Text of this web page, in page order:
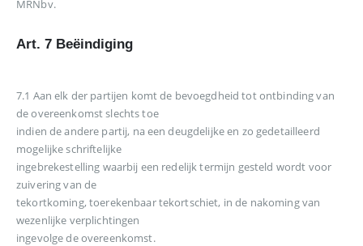
MRNbv.
Art. 7 Beëindiging
7.1 Aan elk der partijen komt de bevoegdheid tot ontbinding van
de overeenkomst slechts toe
indien de andere partij, na een deugdelijke en zo gedetailleerd
mogelijke schriftelijke
ingebrekestelling waarbij een redelijk termijn gesteld wordt voor
zuivering van de
tekortkoming, toerekenbaar tekortschiet, in de nakoming van
wezenlijke verplichtingen
ingevolge de overeenkomst.